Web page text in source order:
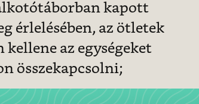
kapott
érlelésében, az ötletek
az egységeket
összekapcsolni;